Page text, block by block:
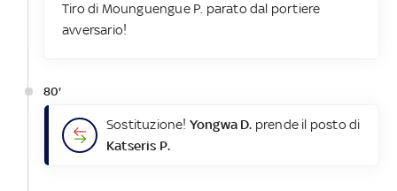
Tiro di Mounguengue P. parato dal portiere
avversario!
80'
Sostituzione! Yongwa D. prende il posto di
Katseris P.